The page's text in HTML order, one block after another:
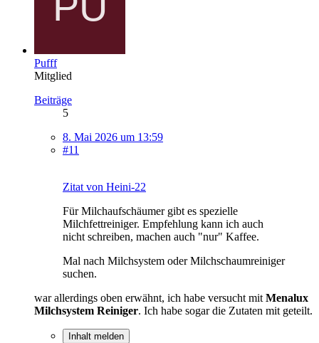
Pufff
Mitglied
Beiträge
5
8. Mai 2026 um 13:59
#11
Zitat von Heini-22
Für Milchaufschäumer gibt es spezielle
Milchfettreiniger. Empfehlung kann ich auch
nicht schreiben, machen auch "nur" Kaffee.
Mal nach Milchsystem oder Milchschaumreiniger
suchen.
war allerdings oben erwähnt, ich habe versucht mit Menalux
Milchsystem Reiniger. Ich habe sogar die Zutaten mit geteilt.
Inhalt melden